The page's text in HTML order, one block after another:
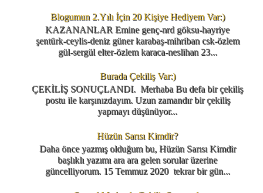
Blogumun 2.Yılı İçin 20 Kişiye Hediyem Var:)
KAZANANLAR Emine genç-nrd göksu-hayriye
şentürk-ceylis-deniz güner karabaş-mihriban csk-özlem
gül-sergül elter-özlem karaca-neslihan 23...
Burada Çekiliş Var:)
ÇEKİLİŞ SONUÇLANDI. Merhaba Bu defa bir çekiliş
postu ile karşınızdayım. Uzun zamandır bir çekiliş
yapmayı düşünüyor...
Hüzün Sarısı Kimdir?
Daha önce yazmış olduğum bu, Hüzün Sarısı Kimdir
başlıklı yazımı ara ara gelen sorular üzerine
güncelliyorum. 15 Temmuz 2020 tekrar bir gün...